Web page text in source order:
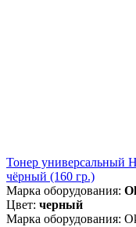
Тонер универсальный
чёрный (160 гр.)
Марка оборудования:
Цвет: черный
Марка оборудования: